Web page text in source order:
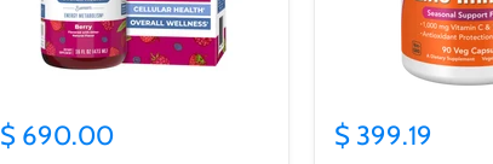
$ 690.00 $ 399.19